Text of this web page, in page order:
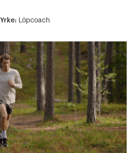
Yrke: Löpcoach